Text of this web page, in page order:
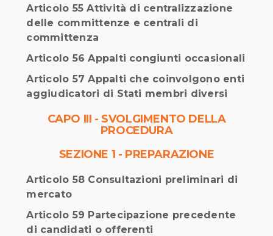
Articolo 55 Attività di centralizzazione
delle committenze e centrali di
committenza
Articolo 56 Appalti congiunti occasionali
Articolo 57 Appalti che coinvolgono enti
aggiudicatori di Stati membri diversi
CAPO III - SVOLGIMENTO DELLA
PROCEDURA
SEZIONE 1 - PREPARAZIONE
Articolo 58 Consultazioni preliminari di
mercato
Articolo 59 Partecipazione precedente
di candidati o offerenti